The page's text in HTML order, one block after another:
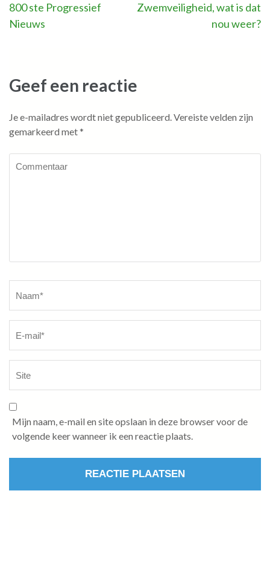
Bericht
800 ste Progressief
Nieuws
Zwemveiligheid, wat is dat
nou weer?
Geef een reactie
Je e-mailadres wordt niet gepubliceerd.Vereiste velden zijn
gemarkeerd met*
Mijn naam, e-mail en site opslaan in deze browser voor de
volgende keer wanneer ik een reactie plaats.